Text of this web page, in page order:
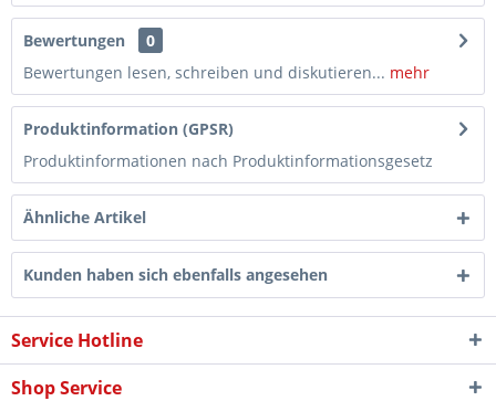
Bewertungen
0
Bewertungen lesen, schreiben und diskutieren... mehr
Produktinformation (GPSR)
Produktinformationen nach Produktinformationsgesetz
Ähnliche Artikel
Kunden haben sich ebenfalls angesehen
Service Hotline
Shop Service